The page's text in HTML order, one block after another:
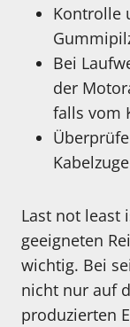
Kontrolle
Bei
der
falls vom
Last not least
geeigneten
wichtig. Bei
nicht nur auf
produzierten